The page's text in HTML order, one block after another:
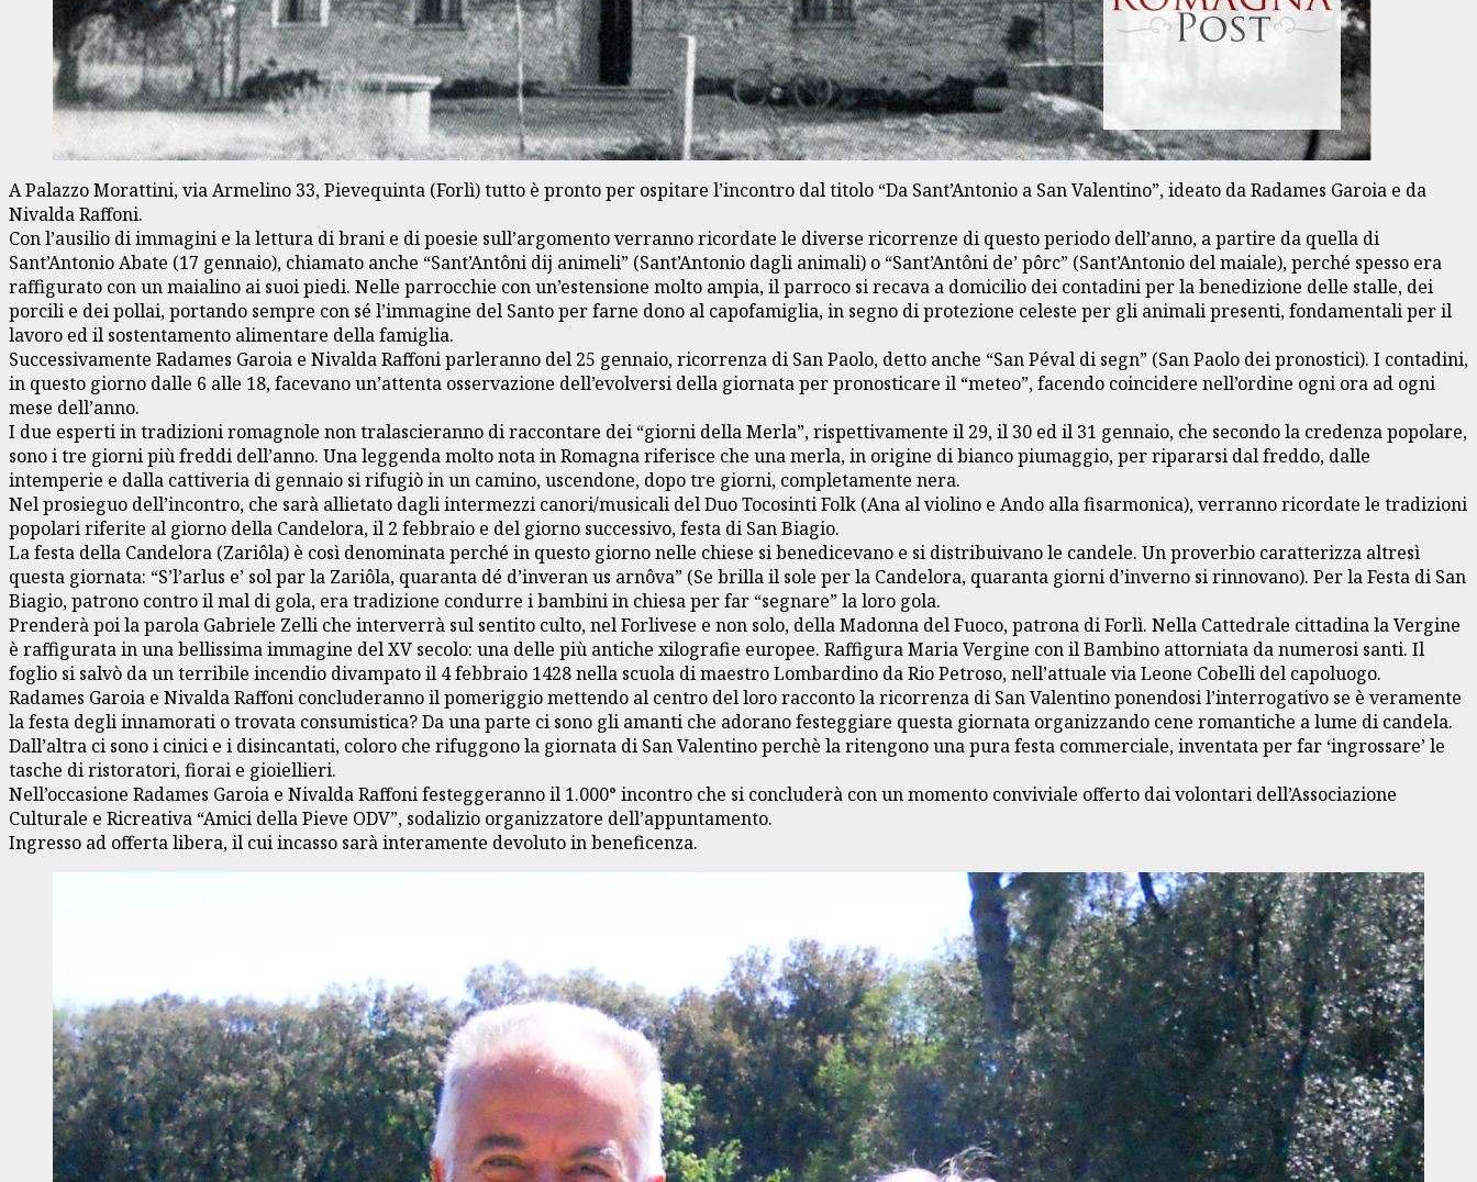
A Palazzo Morattini, via Armelino 33, Pievequinta (Forlì) tutto è pronto per ospitare l’incontro dal titolo “Da Sant’Antonio a San Valentino”, ideato da Radames Garoia e da
Nivalda Raffoni.
Con l’ausilio di immagini e la lettura di brani e di poesie sull’argomento verranno ricordate le diverse ricorrenze di questo periodo dell’anno, a partire da quella di
Sant’Antonio Abate (17 gennaio), chiamato anche “Sant’Antôni dij animeli” (Sant’Antonio dagli animali) o “Sant’Antôni de’ pôrc” (Sant’Antonio del maiale), perché spesso era
raffigurato con un maialino ai suoi piedi. Nelle parrocchie con un’estensione molto ampia, il parroco si recava a domicilio dei contadini per la benedizione delle stalle, dei
porcili e dei pollai, portando sempre con sé l’immagine del Santo per farne dono al capofamiglia, in segno di protezione celeste per gli animali presenti, fondamentali per il
lavoro ed il sostentamento alimentare della famiglia.
Successivamente Radames Garoia e Nivalda Raffoni parleranno del 25 gennaio, ricorrenza di San Paolo, detto anche “San Péval di segn” (San Paolo dei pronostici). I contadini,
in questo giorno dalle 6 alle 18, facevano un’attenta osservazione dell’evolversi della giornata per pronosticare il “meteo”, facendo coincidere nell’ordine ogni ora ad ogni
mese dell’anno.
I due esperti in tradizioni romagnole non tralascieranno di raccontare dei “giorni della Merla”, rispettivamente il 29, il 30 ed il 31 gennaio, che secondo la credenza popolare,
sono i tre giorni più freddi dell’anno. Una leggenda molto nota in Romagna riferisce che una merla, in origine di bianco piumaggio, per ripararsi dal freddo, dalle
intemperie e dalla cattiveria di gennaio si rifugiò in un camino, uscendone, dopo tre giorni, completamente nera.
Nel prosieguo dell’incontro, che sarà allietato dagli intermezzi canori/musicali del Duo Tocosinti Folk (Ana al violino e Ando alla fisarmonica), verranno ricordate le tradizioni
popolari riferite al giorno della Candelora, il 2 febbraio e del giorno successivo, festa di San Biagio.
La festa della Candelora (Zariôla) è così denominata perché in questo giorno nelle chiese si benedicevano e si distribuivano le candele. Un proverbio caratterizza altresì
questa giornata: “S’l’arlus e’ sol par la Zariôla, quaranta dé d’inveran us arnôva” (Se brilla il sole per la Candelora, quaranta giorni d’inverno si rinnovano). Per la Festa di San
Biagio, patrono contro il mal di gola, era tradizione condurre i bambini in chiesa per far “segnare” la loro gola.
Prenderà poi la parola Gabriele Zelli che interverrà sul sentito culto, nel Forlivese e non solo, della Madonna del Fuoco, patrona di Forlì. Nella Cattedrale cittadina la Vergine
è raffigurata in una bellissima immagine del XV secolo: una delle più antiche xilografie europee. Raffigura Maria Vergine con il Bambino attorniata da numerosi santi. Il
foglio si salvò da un terribile incendio divampato il 4 febbraio 1428 nella scuola di maestro Lombardino da Rio Petroso, nell’attuale via Leone Cobelli del capoluogo.
Radames Garoia e Nivalda Raffoni concluderanno il pomeriggio mettendo al centro del loro racconto la ricorrenza di San Valentino ponendosi l’interrogativo se è veramente
la festa degli innamorati o trovata consumistica? Da una parte ci sono gli amanti che adorano festeggiare questa giornata organizzando cene romantiche a lume di candela.
Dall’altra ci sono i cinici e i disincantati, coloro che rifuggono la giornata di San Valentino perchè la ritengono una pura festa commerciale, inventata per far ‘ingrossare’ le
tasche di ristoratori, fiorai e gioiellieri.
Nell’occasione Radames Garoia e Nivalda Raffoni festeggeranno il 1.000° incontro che si concluderà con un momento conviviale offerto dai volontari dell’Associazione
Culturale e Ricreativa “Amici della Pieve ODV”, sodalizio organizzatore dell’appuntamento.
Ingresso ad offerta libera, il cui incasso sarà interamente devoluto in beneficenza.